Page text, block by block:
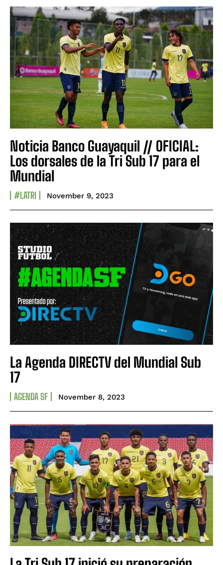
Noticia Banco Guayaquil // OFICIAL:
Los dorsales de la Tri Sub 17 para el
Mundial
#LATRI November 9, 2023
La Agenda DIRECTV del Mundial Sub
17
AGENDA SF November 8, 2023